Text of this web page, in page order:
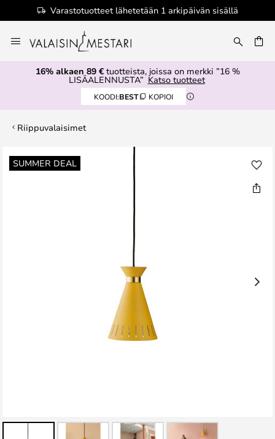
Varastotuotteet lähetetään 1 arkipäivän sisällä
to
Content
16% alkaen 89 €tuotteista, joissa on merkki ”16 %
LISÄALENNUSTA” Katso tuotteet
KOODI:BEST KOPIOI
Riippuvalaisimet
SUMMER DEAL
Skip
to